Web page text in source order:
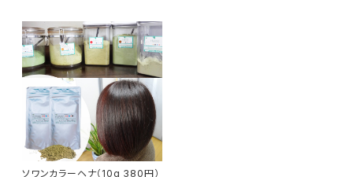
ソワンカラーヘナ（10g 380円）